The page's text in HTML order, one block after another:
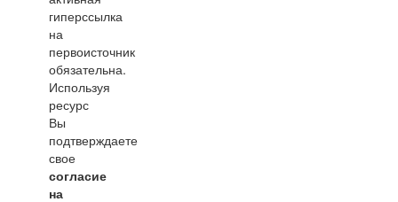
гиперссылка
на
первоисточник
обязательна.
Используя
ресурс
Вы
подтверждаете
свое
согласие
на